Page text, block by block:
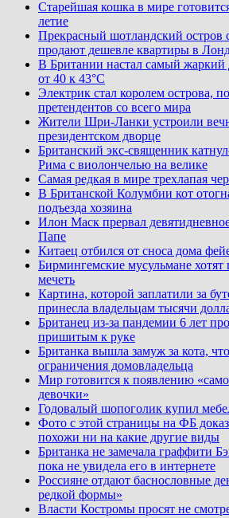
Старейшая кошка в мире
летие
Прекрасный шотландский
продают дешевле квартиры в
В Британии настал самый жаркий
от 40 к 43°C
Электрик стал королем острова,
претендентов со всего мира
Жители Шри-Ланки устроили
президентском дворце
Британский экс-священник
Рима с виолончелью на велике
Самая редкая в мире трехлапая
В Британской Колумбии кот
подъезда хозяина
Илон Маск прервал
Папе
Китаец отбился от сноса дома
Бирмингемские мусульмане хотят
мечеть
Картина, которой заплатили за
принесла владельцам тысячи
Британец из-за пандемии 6 лет
пришитым к руке
Британка вышла замуж за кота,
ограничения домовладельца
Мир готовится к появлению
девочки»
Годовалый шопоголик купил
Фото с этой страницы на ФБ
похожи ни на какие другие виды
Британка не замечала граффити
пока не увидела его в интернете
Россияне отдают баснословные
редкой формы»
Власти Костромы просят не